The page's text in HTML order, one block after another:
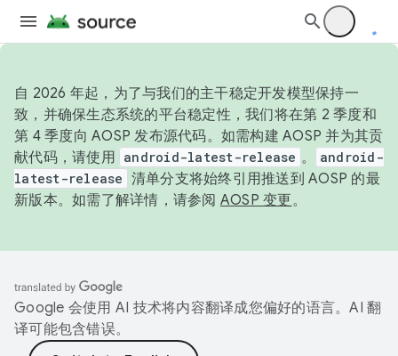
自 2026 年起，为了与我们的主干稳定开发模型保持一
致，并确保生态系统的平台稳定性，我们将在第 2 季度和
第 4 季度向 AOSP 发布源代码。如需构建 AOSP 并为其贡
献代码，请使用 android-latest-release 。
android-
latest-release 清单分支将始终引用推送到 AOSP 的最
新版本。如需了解详情，请参阅 AOSP 变更。
Google 会使用 AI 技术将内容翻译成您偏好的语言。AI 翻
译可能包含错误。